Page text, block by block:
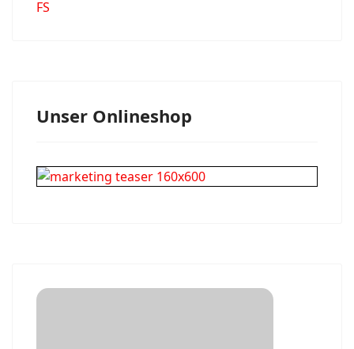
FS
Unser Onlineshop